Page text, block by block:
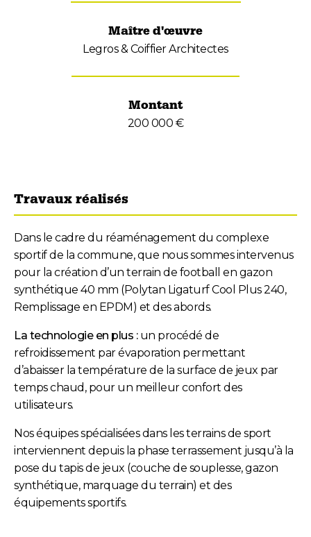
Maître d'œuvre
Legros & Coiffier Architectes
Montant
200 000 €
Travaux réalisés
Dans le cadre du réaménagement du complexe
sportif de la commune, que nous sommes intervenus
pour la création d’un terrain de football en gazon
synthétique 40 mm (Polytan Ligaturf Cool Plus 240,
Remplissage en EPDM) et des abords.
La technologie en plus :un procédé de
refroidissement par évaporation permettant
d’abaisser la température de la surface de jeux par
temps chaud, pour un meilleur confort des
utilisateurs.
Nos équipes spécialisées dans les terrains de sport
interviennent depuis la phase terrassement jusqu’à la
pose du tapis de jeux (couche de souplesse, gazon
synthétique, marquage du terrain) et des
équipements sportifs.